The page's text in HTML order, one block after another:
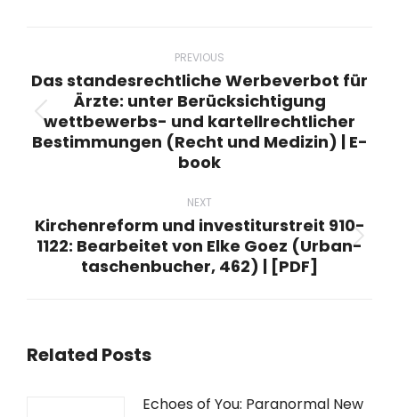
PREVIOUS
Previous
post:
Das standesrechtliche Werbeverbot für
Ärzte: unter Berücksichtigung
wettbewerbs- und kartellrechtlicher
Bestimmungen (Recht und Medizin) | E-
book
NEXT
Next
post:
Kirchenreform und investiturstreit 910-
1122: Bearbeitet von Elke Goez (Urban-
taschenbucher, 462) | [PDF]
Related Posts
Echoes of You: Paranormal New